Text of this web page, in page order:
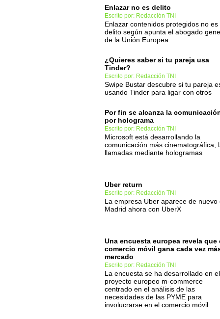
Enlazar no es delito
Escrito por: Redacción TNI
Enlazar contenidos protegidos no es
delito según apunta el abogado
de la Unión Europea
¿Quieres saber si tu pareja usa
Tinder?
Escrito por: Redacción TNI
Swipe Bustar descubre si tu pareja
usando Tinder para ligar con otros
Por fin se alcanza la
por holograma
Escrito por: Redacción TNI
Microsoft está desarrollando la
comunicación más cinematográfica,
llamadas mediante hologramas
Uber return
Escrito por: Redacción TNI
La empresa Uber aparece de nuevo
Madrid ahora con UberX
Una encuesta europea revela que
comercio móvil gana cada vez
mercado
Escrito por: Redacción TNI
La encuesta se ha desarrollado en el
proyecto europeo m-commerce
centrado en el análisis de las
necesidades de las PYME para
involucrarse en el comercio móvil